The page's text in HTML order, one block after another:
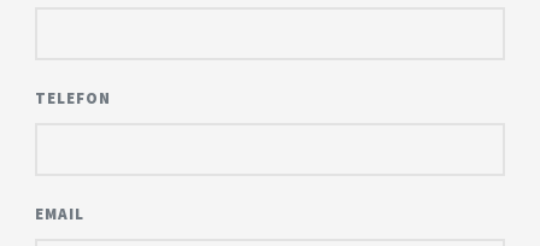
TELEFON
EMAIL